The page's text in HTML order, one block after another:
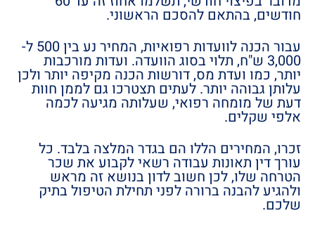
חודשים, בהתאם להסכם הראשוני.
עבור הכנה לוועדות רפואיות, המחיר נע בין 500 ל-
3,000 ש"ח, תלוי בסוג הוועדה. ועדות מורכבות
יותר, כמו ועדת מס, דורשות הכנה מקיפה יותר ולכן
עלותן גבוהה יותר. לעתים תצטרכו גם לממן חוות
דעת של מומחה רפואי, שעלותה מגיעה לכמה
אלפי שקלים.
זכרו, המחירים הללו הם בגדר המלצה בלבד. כל
עורך דין תאונות עבודה רשאי לקבוע את שכר
הטרחה שלו, לכן חשוב לדון בנושא זה מראש
ולהגיע להבנה ברורה לפני תחילת הטיפול בתיק
שלכם.